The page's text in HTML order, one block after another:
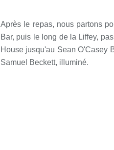
Après le repas, nous partons
Bar, puis le long de la Liffey,
House jusqu'au Sean O'Casey
Samuel Beckett, illuminé.